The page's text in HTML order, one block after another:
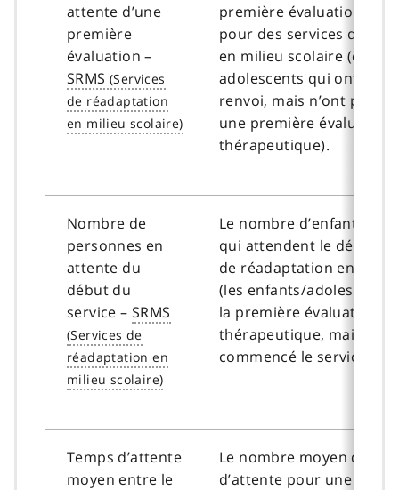
attente d’une
première
évaluation –
SRMS
première évaluation
pour des services de
en milieu scolaire
adolescents qui ont une
renvoi, mais n’ont pas
une première évaluation
thérapeutique).
Nombre de
personnes en
attente du
début du
service –SRMS
Le nombre d’enfants/
qui attendent le début
de réadaptation en
(les enfants/adolescents
la première évaluation
thérapeutique, mais
commencé le service).
Temps d’attente
moyen entre le
Le nombre moyen de
d’attente pour une